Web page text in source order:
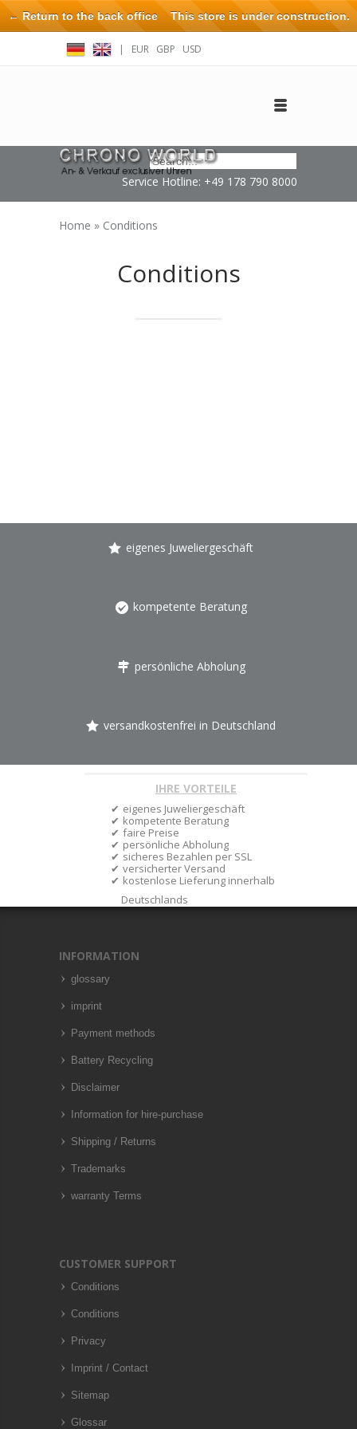
| EUR GBP USD
Service Hotline: +49 178 790 8000
Home » Conditions
Conditions
eigenes Juweliergeschäft
kompetente Beratung
persönliche Abholung
versandkostenfrei in Deutschland
IHRE VORTEILE
eigenes Juweliergeschäft
kompetente Beratung
faire Preise
persönliche Abholung
sicheres Bezahlen per SSL
versicherter Versand
kostenlose Lieferung innerhalb
Deutschlands
INFORMATION
glossary
imprint
Payment methods
Battery Recycling
Disclaimer
Information for hire-purchase
Shipping / Returns
Trademarks
warranty Terms
CUSTOMER SUPPORT
Conditions
Conditions
Privacy
Imprint / Contact
Sitemap
Glossar
← Return to the back officeThis store is under construction.
Any orders placed will not be honored or fulfilled.